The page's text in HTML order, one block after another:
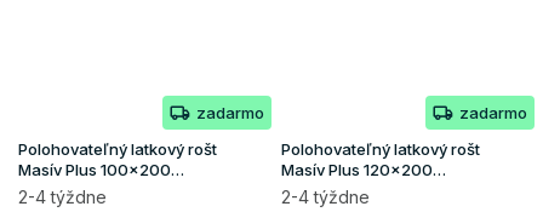
zadarmo
Polohovateľný latkový rošt
Masív Plus 100x200
(130kg/osoba)
2-4 týždne
zadarmo
Polohovateľný latkový rošt
Masív Plus 120x200
(130kg/osoba)
2-4 týždne